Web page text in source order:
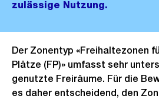
zulässige Nutzung.
Der Zonentyp «Freihaltezonen
Plätze (FP)» umfasst sehr
genutzte Freiräume. Für die
es daher entscheidend, den